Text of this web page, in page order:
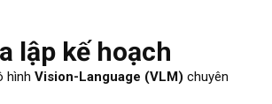
lập kế hoạch
hình Vision-Language (VLM) chuyên